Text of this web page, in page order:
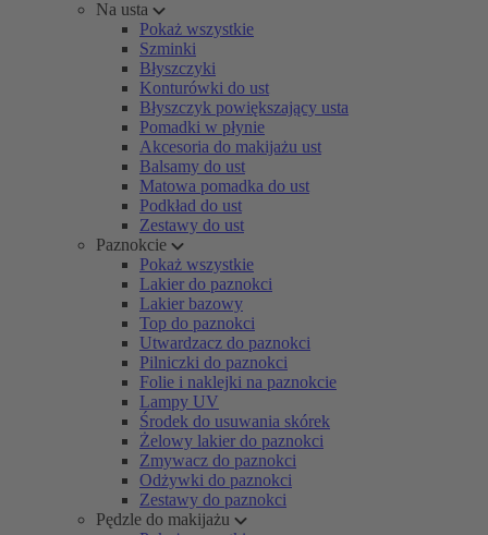
Na usta
Pokaż wszystkie
Szminki
Błyszczyki
Konturówki do ust
Błyszczyk powiększający usta
Pomadki w płynie
Akcesoria do makijażu ust
Balsamy do ust
Matowa pomadka do ust
Podkład do ust
Zestawy do ust
Paznokcie
Pokaż wszystkie
Lakier do paznokci
Lakier bazowy
Top do paznokci
Utwardzacz do paznokci
Pilniczki do paznokci
Folie i naklejki na paznokcie
Lampy UV
Środek do usuwania skórek
Żelowy lakier do paznokci
Zmywacz do paznokci
Odżywki do paznokci
Zestawy do paznokci
Pędzle do makijażu